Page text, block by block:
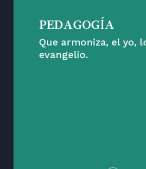
PEDAGOGÍA
Que armoniza, el yo,
evangelio.